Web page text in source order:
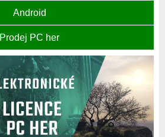
Android
Prodej PC her